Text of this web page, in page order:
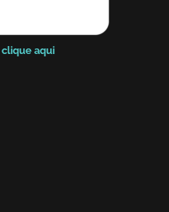
clique aqui